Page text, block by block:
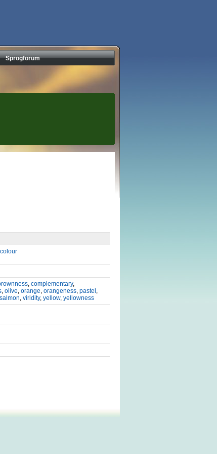
Sprogforum
, complementary,
, olive, orange, orangeness, pastel ,
salmon, viridity, yellow, yellowness